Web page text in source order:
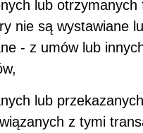
lub otrzymanych
nie są wystawiane
- z umów lub
lub przekazanych
z tymi